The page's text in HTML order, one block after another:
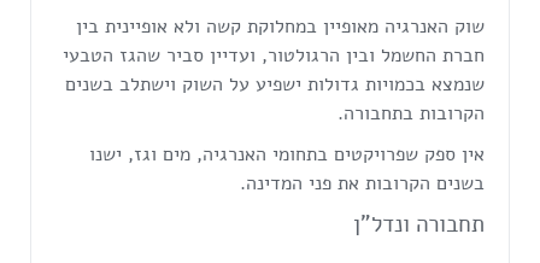
שוק האנרגיה מאופיין במחלוקת קשה ולא אופיינית בין
חברת החשמל ובין הרגולטור, ועדיין סביר שהגז הטבעי
שנמצא בכמויות גדולות ישפיע על השוק וישתלב בשנים
הקרובות בתחבורה.
אין ספק שפרויקטים בתחומי האנרגיה, מים וגז, ישנו
בשנים הקרובות את פני המדינה.
תחבורה ונדל"ן